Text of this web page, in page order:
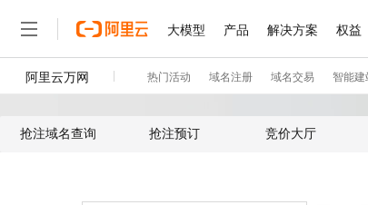
抢注域名查询 抢注预订 竞价大厅